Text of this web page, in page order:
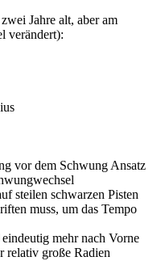
Jahre alt, aber am
verändert):
vor dem Schwung Ansatz
steilen schwarzen Pisten
muss, um das Tempo
mehr nach Vorne
relativ große Radien